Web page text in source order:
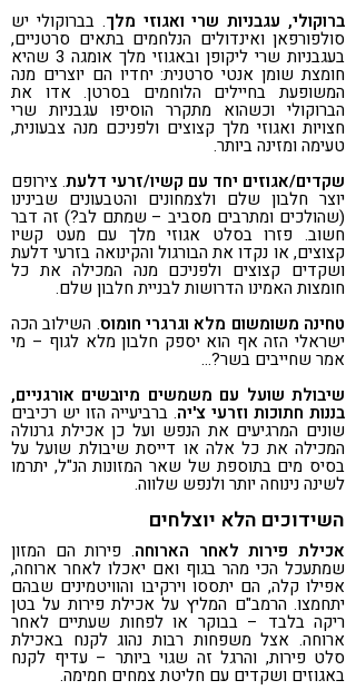
ברוקולי, עגבניות שרי ואגוזי מלך. בברוקולי יש
סולפורפאן ואינדולים הנלחמים בתאים סרטניים,
בעגבניות שרי ליקופן ובאגוזי מלך אומגה 3 שהיא
חומצת שומן אנטי סרטנית: יחדיו הם יוצרים מנה
המשופעת בחיילים הלוחמים בסרטן. אדו את
הברוקולי וכשהוא מתקרר הוסיפו עגבניות שרי
חצויות ואגוזי מלך קצוצים ולפניכם מנה צבעונית,
טעימה ומזינה ביותר.
שקדים/אגוזים יחד עם קשיו/זרעי דלעת. צירופם
יוצר חלבון שלם ולצמחונים והטבעונים שבינינו
(שהולכים ומתרבים מסביב – שמתם לב?) זה דבר
חשוב. פזרו בסלט אגוזי מלך עם מעט קשיו
קצוצים, או נקדו את הבורגול והקינואה בזרעי דלעת
ושקדים קצוצים ולפניכם מנה המכילה את כל
חומצות האמינו הדרושות לבניית חלבון שלם.
טחינה משומשום מלא וגרגרי חומוס. השילוב הכה
ישראלי הזה אף הוא יספק חלבון מלא לגוף – מי
אמר שחייבים בשר?…
שיבולת שועל עם משמשים מיובשים אורגניים,
בננות חתוכות וזרעי צ'יה. ברביעייה הזו יש רכיבים
שונים המרגיעים את הנפש ועל כן אכילת גרנולה
המכילה את כל אלה או דייסת שיבולת שועל על
בסיס מים בתוספת של שאר המזונות הנ"ל, יתרמו
לשינה נינוחה יותר ולנפש שלווה.
השידוכים הלא יוצלחים
אכילת פירות לאחר הארוחה. פירות הם המזון
שמתעכל הכי מהר בגוף ואם יאכלו לאחר ארוחה,
אפילו קלה, הם יתססו וירקיבו והוויטמינים שבהם
יתחמצו. הרמב"ם המליץ על אכילת פירות על בטן
ריקה בלבד – בבוקר או לפחות שעתיים לאחר
ארוחה. אצל משפחות רבות נהוג לקנח באכילת
סלט פירות, והרגל זה שגוי ביותר – עדיף לקנח
באגוזים ושקדים עם חליטת צמחים חמימה.